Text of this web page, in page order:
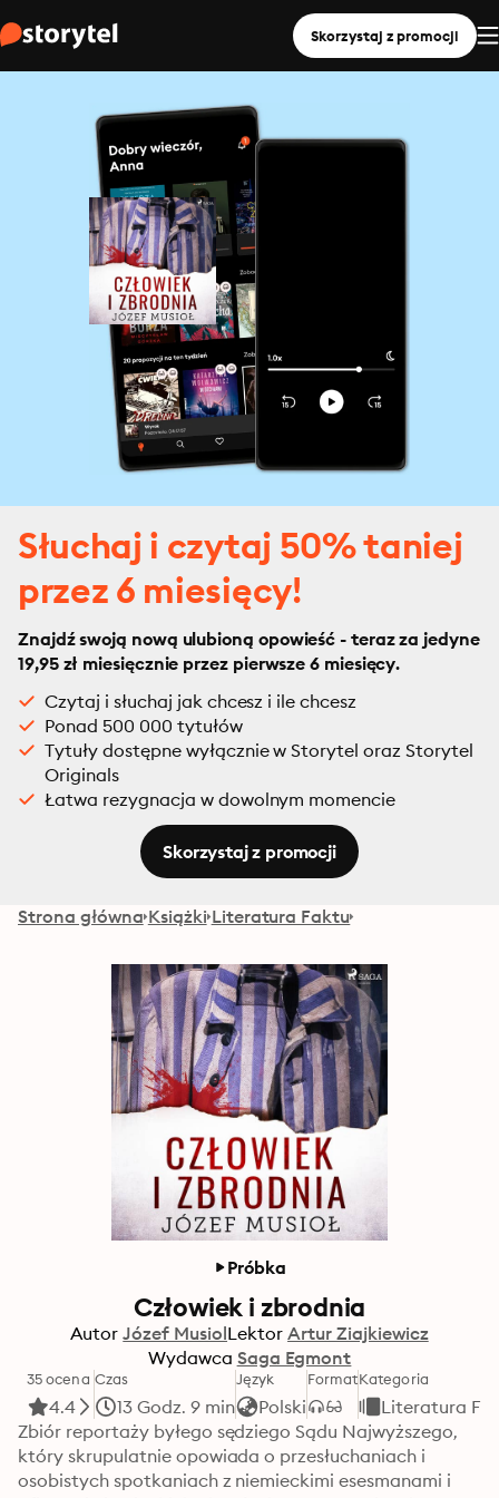
Skorzystaj z promocji
Słuchaj i czytaj 50% taniej
przez 6 miesięcy!
Znajdź swoją nową ulubioną opowieść - teraz za jedyne
19,95 zł miesięcznie przez pierwsze 6 miesięcy.
Czytaj i słuchaj jak chcesz i ile chcesz
Ponad 500 000 tytułów
Tytuły dostępne wyłącznie w Storytel oraz Storytel
Originals
Łatwa rezygnacja w dowolnym momencie
Skorzystaj z promocji
Strona główna Książki Literatura Faktu
Próbka
Człowiek i zbrodnia
Autor Józef MusiolLektor Artur Ziajkiewicz
Wydawca Saga Egmont
35 ocena
4.4
Czas
13 Godz. 9 min
Język
Polski
FormatKategoria
Literatura
Zbiór reportaży byłego sędziego Sądu Najwyższego,
który skrupulatnie opowiada o przesłuchaniach i
osobistych spotkaniach z niemieckimi esesmanami i